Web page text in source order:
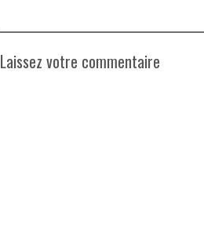
Laissez votre commentaire